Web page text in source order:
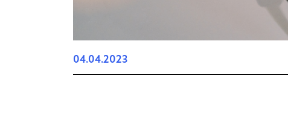
04.04.2023